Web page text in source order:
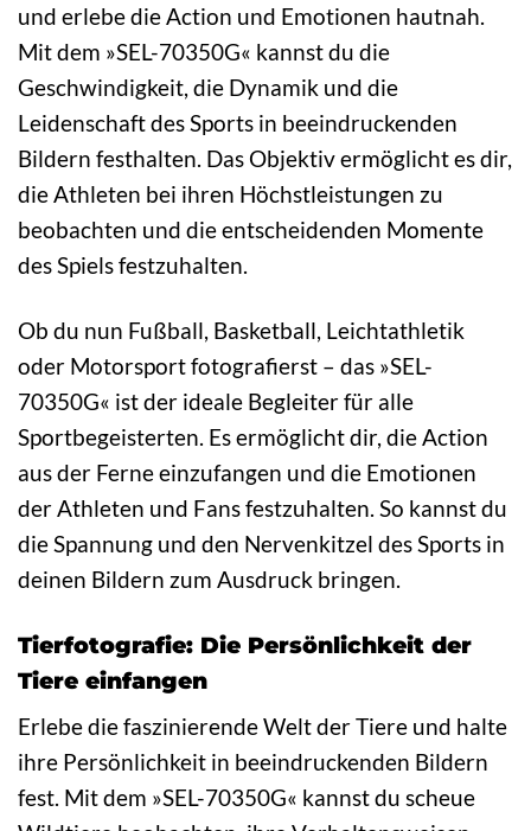
und erlebe die Action und Emotionen hautnah.
Mit dem »SEL-70350G« kannst du die
Geschwindigkeit, die Dynamik und die
Leidenschaft des Sports in beeindruckenden
Bildern festhalten. Das Objektiv ermöglicht es dir,
die Athleten bei ihren Höchstleistungen zu
beobachten und die entscheidenden Momente
des Spiels festzuhalten.
Ob du nun Fußball, Basketball, Leichtathletik
oder Motorsport fotografierst – das »SEL-
70350G« ist der ideale Begleiter für alle
Sportbegeisterten. Es ermöglicht dir, die Action
aus der Ferne einzufangen und die Emotionen
der Athleten und Fans festzuhalten. So kannst du
die Spannung und den Nervenkitzel des Sports in
deinen Bildern zum Ausdruck bringen.
Tierfotografie: Die Persönlichkeit der
Tiere einfangen
Erlebe die faszinierende Welt der Tiere und halte
ihre Persönlichkeit in beeindruckenden Bildern
fest. Mit dem »SEL-70350G« kannst du scheue